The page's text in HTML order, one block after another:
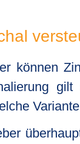
können